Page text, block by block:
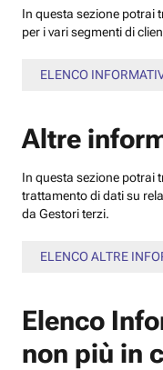
In questa sezione potrai
per i vari segmenti di
ELENCO
Altre
In questa sezione potrai
trattamento di dati su
da Gestori terzi.
ELENCO ALTRE
Elenco
non più in